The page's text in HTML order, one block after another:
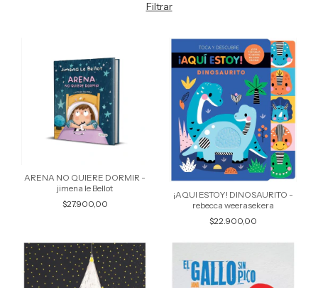
Filtrar
ARENA NO QUIERE DORMIR -
jimena le Bellot
$27.900,00
¡AQUI ESTOY! DINOSAURITO -
rebecca weerasekera
$22.900,00